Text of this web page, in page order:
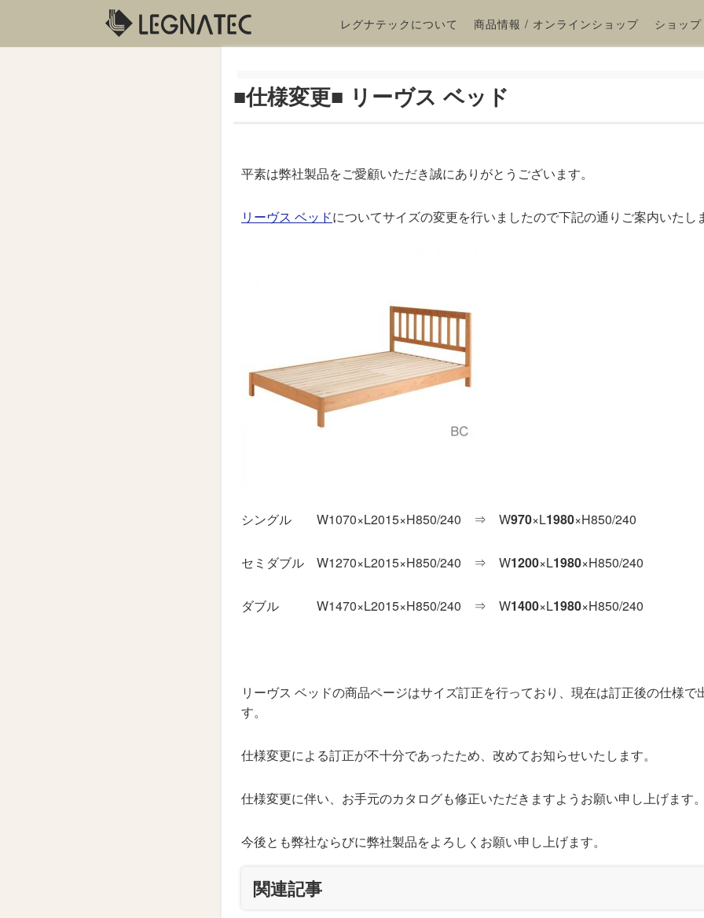
レグナテックについて 商品情報 / オンラインショップ ショップ
■仕様変更■ リーヴス ベッド
平素は弊社製品をご愛顧いただき誠にありがとうございます。
リーヴス ベッドについてサイズの変更を行いましたので下記の通りご案内いたし
シングル W1070×L2015×H850/240 ⇒ W970×L1980×H850/240
セミダブル W1270×L2015×H850/240 ⇒ W1200×L1980×H850/240
ダブル W1470×L2015×H850/240 ⇒ W1400×L1980×H850/240
リーヴス ベッドの商品ページはサイズ訂正を行っており、現在は訂正後の仕様で
す。
仕様変更による訂正が不十分であったため、改めてお知らせいたします。
仕様変更に伴い、お手元のカタログも修正いただきますようお願い申し上げます。
今後とも弊社ならびに弊社製品をよろしくお願い申し上げます。
関連記事